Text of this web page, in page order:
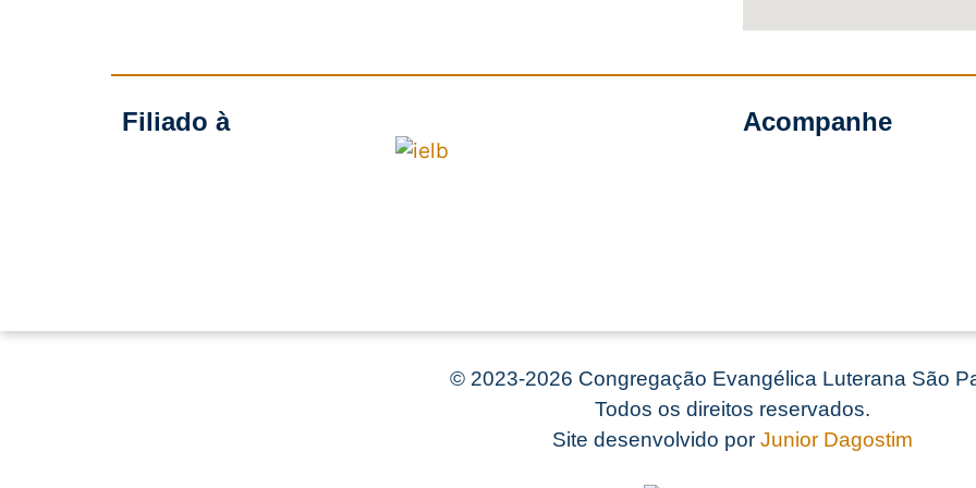
Filiado à Acompanhe
©2023-2026 Congregação Evangélica Luterana São
Todos os direitos reservados.
Site desenvolvido por Junior Dagostim